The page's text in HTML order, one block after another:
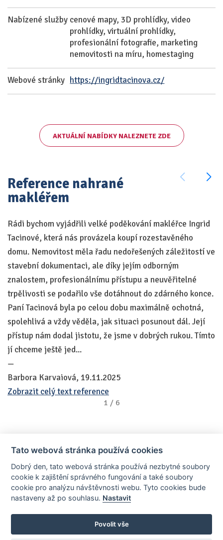
Nabízené služby cenové mapy, 3D prohlídky, video
prohlídky, virtuální prohlídky,
profesionální fotografie, marketing
nemovitosti na míru, homestaging
Webové stránky https://ingridtacinova.cz/
AKTUÁLNÍ NABÍDKY NALEZNETE ZDE
Reference nahrané
makléřem
Rádi bychom vyjádřili velké poděkování makléřce Ingrid
Tacinové, která nás provázela koupí rozestavěného
domu. Nemovitost měla řadu nedořešených záležitostí ve
stavební dokumentaci, ale díky jejím odborným
znalostem, profesionálnímu přístupu a neuvěřitelné
trpělivosti se podařilo vše dotáhnout do zdárného konce.
Paní Tacinová byla po celou dobu maximálně ochotná,
spolehlivá a vždy věděla, jak situaci posunout dál. Její
přístup nám dodal jistotu, že jsme v dobrých rukou. Tímto
jí chceme ještě jed...
—
Barbora Karvaiová, 19.11.2025
Zobrazit celý text reference
1 / 6
Stránky vytvořeny v iD-SIGN
Provozovatelem tohoto serveru je společnost AllCzech Promotion, s.r.o.,
Tato webová stránka používá cookies
Dobrý den, tato webová stránka používá nezbytné soubory
cookie k zajištění správného fungování a také soubory
cookie pro analýzu návštěvnosti webu. Tyto cookies bude
nastaveny až po souhlasu. Nastavit
Povolit vše